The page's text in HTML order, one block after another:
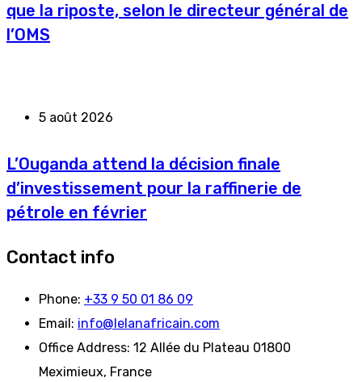
que la riposte, selon le directeur général de
l’OMS
5 août 2026
L’Ouganda attend la décision finale
d’investissement pour la raffinerie de
pétrole en février
Contact info
Phone: +33 9 50 01 86 09
Email: info@lelanafricain.com
Office Address: 12 Allée du Plateau 01800
Meximieux, France